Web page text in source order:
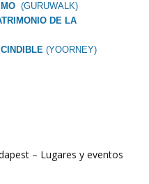
(GURUWALK)
DE LA
(YOORNEY)
– Lugares y eventos